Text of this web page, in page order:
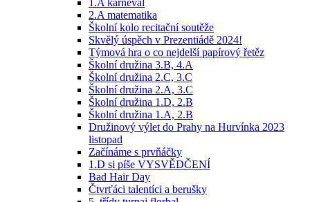
1.A karneval
2.A matematika
Školní kolo recitační soutěže
Skvělý úspěch v Prezentiádě 2024!
Týmová hra o co nejdelší papírový řetěz
Školní družina 3.B, 4.A
Školní družina 2.C, 3.C
Školní družina 2.A, 3.C
Školní družina 1.D, 2.B
Školní družina 1.A, 2.B
Družinový výlet do Prahy na Hurvínka 2023
listopad
Začínáme s prvňáčky
1.D si píše VYSVĚDČENÍ
Bad Hair Day
Čtvrťáci talentíci a berušky